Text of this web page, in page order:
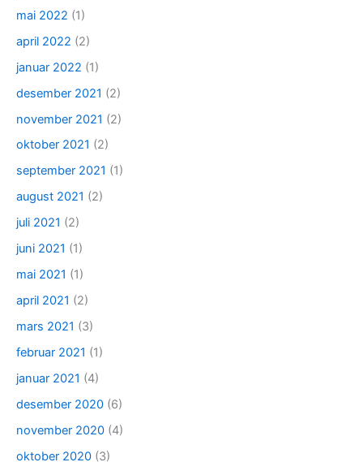
mai 2022 (1)
april 2022 (2)
januar 2022 (1)
desember 2021 (2)
november 2021 (2)
oktober 2021 (2)
september 2021 (1)
august 2021 (2)
juli 2021 (2)
juni 2021 (1)
mai 2021 (1)
april 2021 (2)
mars 2021 (3)
februar 2021 (1)
januar 2021 (4)
desember 2020 (6)
november 2020 (4)
oktober 2020 (3)